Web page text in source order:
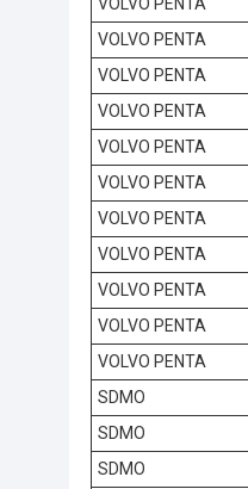
VOLVO PENTA
VOLVO PENTA
VOLVO PENTA
VOLVO PENTA
VOLVO PENTA
VOLVO PENTA
VOLVO PENTA
VOLVO PENTA
VOLVO PENTA
VOLVO PENTA
SDMO
SDMO
SDMO